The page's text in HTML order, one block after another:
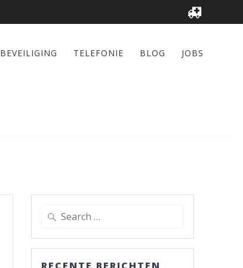
BEVEILIGING TELEFONIE BLOG JOBS
Search